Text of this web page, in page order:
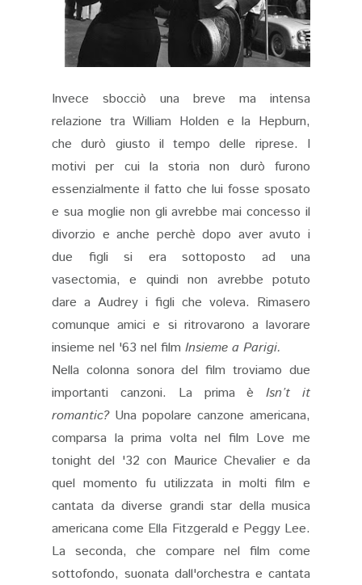
Invece sbocciò una breve ma intensa
relazione tra William Holden e la Hepburn,
che durò giusto il tempo delle riprese. I
motivi per cui la storia non durò furono
essenzialmente il fatto che lui fosse sposato
e sua moglie non gli avrebbe mai concesso il
divorzio e anche perchè dopo aver avuto i
due figli si era sottoposto ad una
vasectomia, e quindi non avrebbe potuto
dare a Audrey i figli che voleva. Rimasero
comunque amici e si ritrovarono a lavorare
insieme nel '63 nel film Insieme a Parigi.
Nella colonna sonora del film troviamo due
importanti canzoni. La prima èIsn’t it
romantic?Una popolare canzone americana,
comparsa la prima volta nel film Love me
tonight del '32 con Maurice Chevalier e da
quel momento fu utilizzata in molti film e
cantata da diverse grandi star della musica
americana come Ella Fitzgerald e Peggy Lee.
La seconda, che compare nel film come
sottofondo, suonata dall'orchestra e cantata